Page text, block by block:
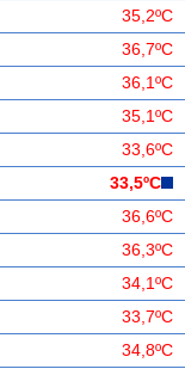
35,2ºC
36,7ºC
36,1ºC
35,1ºC
33,6ºC
33,5ºC
36,6ºC
36,3ºC
34,1ºC
33,7ºC
34,8ºC